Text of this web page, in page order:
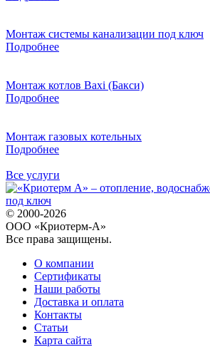
Монтаж системы канализации под ключ
Подробнее
Монтаж котлов Baxi (Бакси)
Подробнее
Монтаж газовых котельных
Подробнее
Все услуги
© 2000-2026
ООО «Криотерм-А»
Все права защищены.
О компании
Сертификаты
Наши работы
Доставка и оплата
Контакты
Статьи
Карта сайта